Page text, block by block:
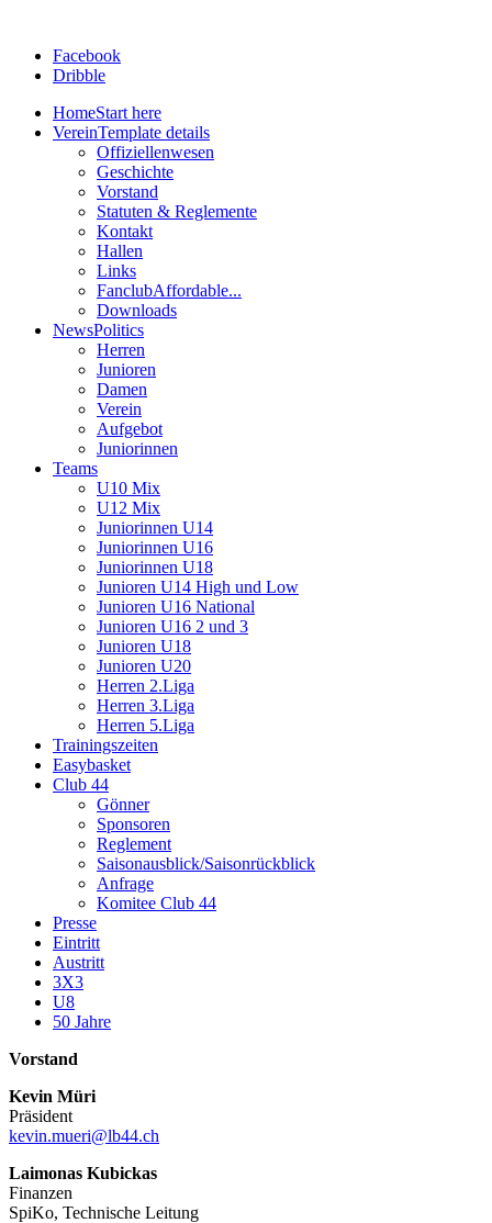
Facebook
Dribble
HomeStart here
VereinTemplate details
Offiziellenwesen
Geschichte
Vorstand
Statuten & Reglemente
Kontakt
Hallen
Links
FanclubAffordable...
Downloads
NewsPolitics
Herren
Junioren
Damen
Verein
Aufgebot
Juniorinnen
Teams
U10 Mix
U12 Mix
Juniorinnen U14
Juniorinnen U16
Juniorinnen U18
Junioren U14 High und Low
Junioren U16 National
Junioren U16 2 und 3
Junioren U18
Junioren U20
Herren 2.Liga
Herren 3.Liga
Herren 5.Liga
Trainingszeiten
Easybasket
Club 44
Gönner
Sponsoren
Reglement
Saisonausblick/Saisonrückblick
Anfrage
Komitee Club 44
Presse
Eintritt
Austritt
3X3
U8
50 Jahre
Vorstand
Kevin Müri
Präsident
kevin.mueri@lb44.ch
Laimonas Kubickas
Finanzen
SpiKo, Technische Leitung